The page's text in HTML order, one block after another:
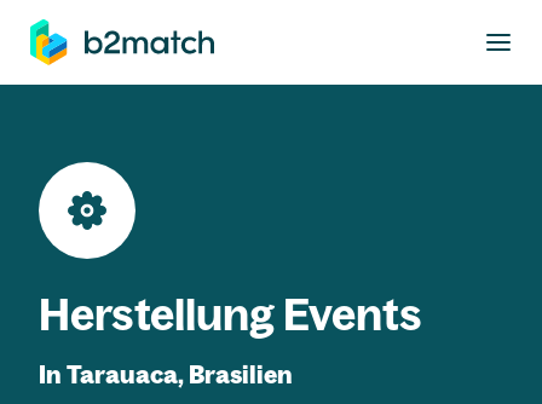
springen
Herstellung Events
In Tarauaca, Brasilien